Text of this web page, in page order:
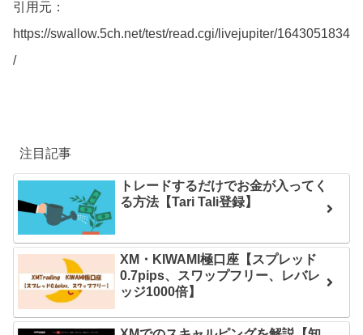
引用元：
https://swallow.5ch.net/test/read.cgi/livejupiter/1643051834
/
注目記事
トレードするだけでお金が入ってく
る方法【Tari Tali登録】
XM・KIWAMI極口座【スプレッド
0.7pips、スワップフリー、レバレ
ッジ1000倍】